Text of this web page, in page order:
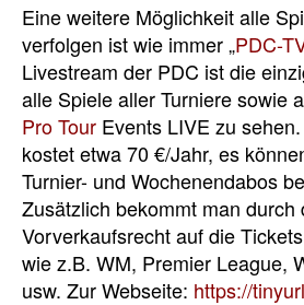
Eine weitere Möglichkeit alle
verfolgen ist wie immer „PDC-
Livestream der PDC ist die
alle Spiele aller Turniere sowie
Pro Tour Events LIVE zu
kostet etwa 70 €/Jahr, es
Turnier- und Wochenendabos
Zusätzlich bekommt man durch
Vorverkaufsrecht auf die
wie z.B. WM, Premier League,
usw. Zur Webseite: https://